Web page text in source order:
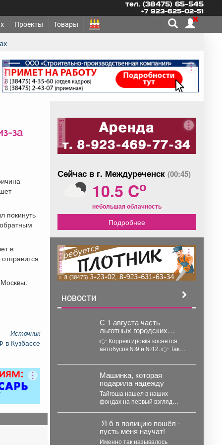
тел. (38475) 65-545
+7 923-625-02-51
Проекты Товары
реклама
за
-
покинуть
в
Источник
в Кузбассе
реклама
Сейчас в г. Междуреченск (00:45)
10.5 Co
небольшая облачность
Подробнее
реклама
НОВОСТИ
С 1 августа часть
льготных городских
автобусов изменит
маршрут.
👉 Корректировка коснется
автобусов №9 и №12. 👉 Также
льготных городских...
Машинка, которая
подарила надежду
Тайгоша нашел в наших
фондах на первый взгляд
‍ Я б в полицию пошёл -
пусть меня научат!
Именно так называлось